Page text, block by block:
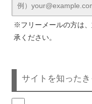
※フリーメールの方は
承ください。
サイトを知った